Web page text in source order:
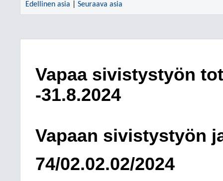
Edellinen asia Seuraava asia
Vapaa sivistystyön
-31.8.2024
Vapaan sivistystyön
74/02.02.02/2024